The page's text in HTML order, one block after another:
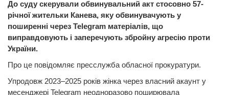
До суду скерували обвинувальний акт стосовно 57-
річної жительки Канева, яку обвинувачують у
поширенні через Telegram матеріалів, що
виправдовують і заперечують збройну агресію проти
України.
Про це повідомляє пресслужба обласної прокуратури.
Упродовж 2023–2025 років жінка через власний акаунт у
месенджері Telegram неодноразово поширювала